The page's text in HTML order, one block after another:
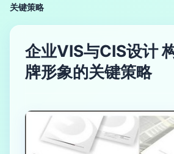
关键策略
企业VIS与CIS设计
牌形象的关键策略